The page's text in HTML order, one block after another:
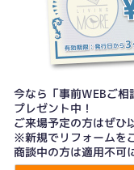
今なら「事前WEBご
プレゼント中！
ご来場予定の方はぜひ
※新規でリフォームを
商談中の方は適用不可